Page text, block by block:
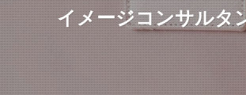
イメージコンサルタ